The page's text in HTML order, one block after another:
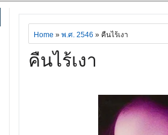
Home » พ.ศ. 2546 » คืนไร้เงา
คืนไร้เงา